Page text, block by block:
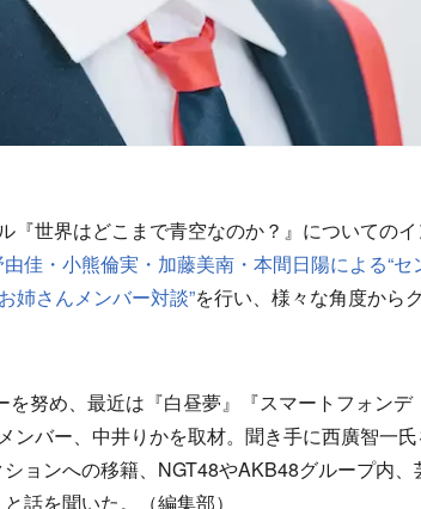
世界はどこまで青空なのか？』についてのイ
佳・小熊倫実・加藤美南・本間日陽による“セ
姉さんメンバー対談”を行い、様々な角度から
努め、最近は『白昼夢』『スマートフォンデ
ンバー、中井りかを取材。聞き手に西廣智一
ョンへの移籍、NGT48やAKB48グループ内、
話を聞いた。（編集部）